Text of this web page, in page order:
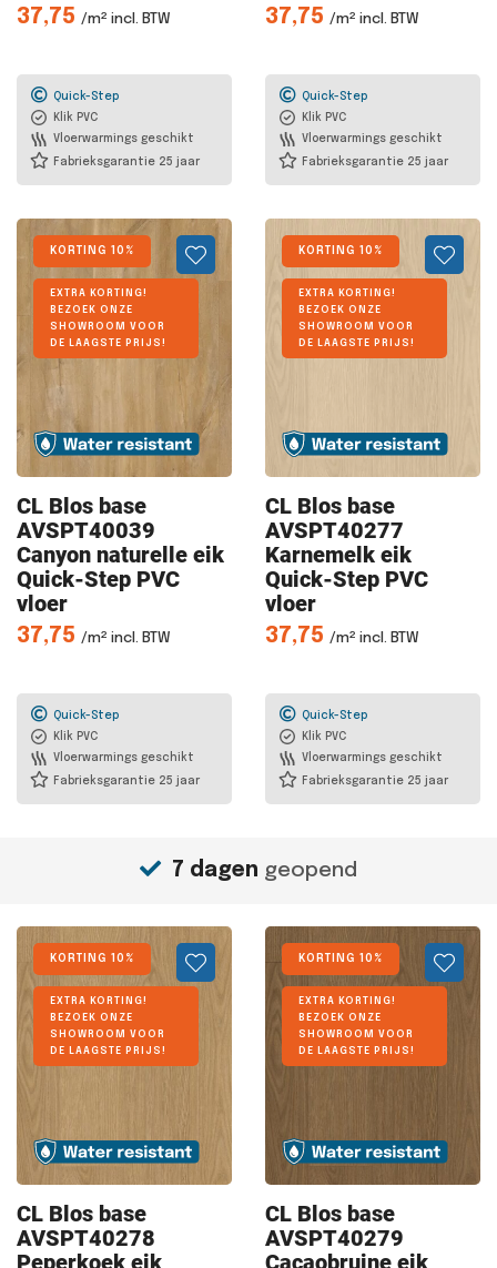
37,75 /m² incl. BTW
Quick-Step
Klik PVC
Vloerwarmings geschikt
Fabrieksgarantie 25 jaar
37,75 /m² incl. BTW
Quick-Step
Klik PVC
Vloerwarmings geschikt
Fabrieksgarantie 25 jaar
KORTING 10%
EXTRA KORTING!
BEZOEK ONZE
SHOWROOM VOOR
DE LAAGSTE PRIJS!
CL Blos base
AVSPT40039
Canyon naturelle eik
Quick-Step PVC
vloer
37,75 /m² incl. BTW
Quick-Step
Klik PVC
Vloerwarmings geschikt
Fabrieksgarantie 25 jaar
KORTING 10%
EXTRA KORTING!
BEZOEK ONZE
SHOWROOM VOOR
DE LAAGSTE PRIJS!
CL Blos base
AVSPT40277
Karnemelk eik
Quick-Step PVC
vloer
37,75 /m² incl. BTW
Quick-Step
Klik PVC
Vloerwarmings geschikt
Fabrieksgarantie 25 jaar
7 dagen geopend
KORTING 10%
EXTRA KORTING!
BEZOEK ONZE
SHOWROOM VOOR
DE LAAGSTE PRIJS!
CL Blos base
AVSPT40278
Peperkoek eik
KORTING 10%
EXTRA KORTING!
BEZOEK ONZE
SHOWROOM VOOR
DE LAAGSTE PRIJS!
CL Blos base
AVSPT40279
Cacaobruine eik